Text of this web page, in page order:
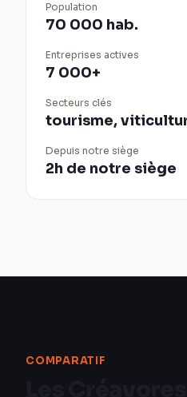
Population
70 000 hab.
Entreprises actives
7 000+
Secteurs clés
tourisme,
Depuis notre siège
2h de notre siège
COMPARATIF